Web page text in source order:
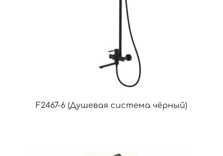
F2467-6 (Душевая система чёрный)